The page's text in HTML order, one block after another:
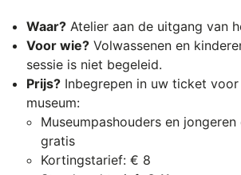
Waar? Atelier aan de uitgang van
Voor wie? Volwassenen en
sessie is niet begeleid.
Prijs? Inbegrepen in uw ticket voor
museum:
Museumpashouders en
gratis
Kortingstarief: € 8